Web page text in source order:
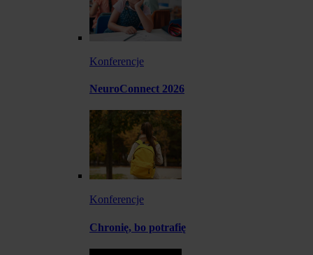
Konferencje
NeuroConnect 2026
Konferencje
Chronię, bo potrafię